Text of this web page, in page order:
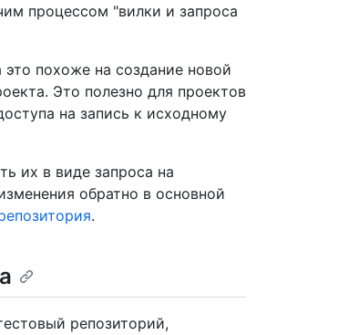
процессом "вилки и запроса
похоже на создание новой
Это полезно для проектов
на запись к исходному
их в виде запроса на
обратно в основной
.
репозиторий,